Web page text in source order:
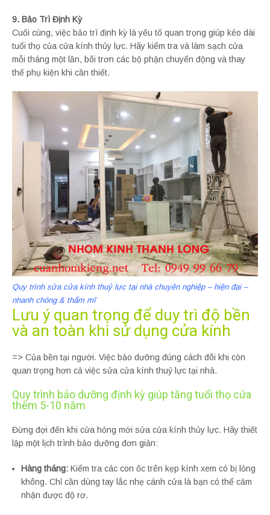
9. Bảo Trì Định Kỳ
Cuối cùng, việc bảo trì định kỳ là yếu tố quan trọng giúp kéo dài
tuổi thọ của cửa kính thủy lực. Hãy kiểm tra và làm sạch cửa
mỗi tháng một lần, bôi trơn các bộ phận chuyển động và thay
thế phụ kiện khi cần thiết.
Quy trình sửa cửa kính thuỷ lực tại nhà chuyên nghiệp – hiện đại –
nhanh chóng & thẩm mĩ
Lưu ý quan trọng để duy trì độ bền
và an toàn khi sử dụng cửa kính
=> Của bền tại người. Việc bảo dưỡng đúng cách đôi khi còn
quan trọng hơn cả việc sửa cửa kính thuỷ lực tại nhà.
Quy trình bảo dưỡng định kỳ giúp tăng tuổi thọ cửa
thêm 5-10 năm
Đừng đợi đến khi cửa hỏng mới sửa cửa kính thủy lực. Hãy thiết
lập một lịch trình bảo dưỡng đơn giản:
Hàng tháng: Kiểm tra các con ốc trên kẹp kính xem có bị lỏng
không. Chỉ cần dùng tay lắc nhẹ cánh cửa là bạn có thể cảm
nhận được độ rơ.